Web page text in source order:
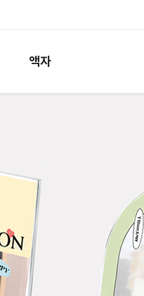
액자